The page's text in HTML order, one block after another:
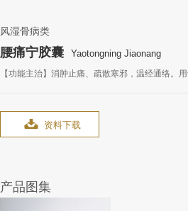
风湿骨病类
腰痛宁胶囊 Yaotongning Jiaonang
【功能主治】消肿止痛、疏散寒邪，温经通络
 资料下载
产品图集